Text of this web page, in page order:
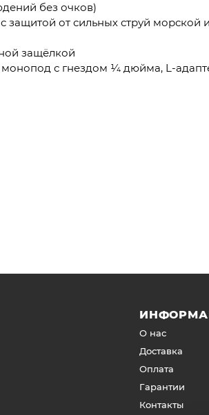
без очков)
от сильных струй
защёлкой
с гнездом 1⁄4 дюйма, L-
О нас
Доставка
Оплата
Гарантии
Контакты